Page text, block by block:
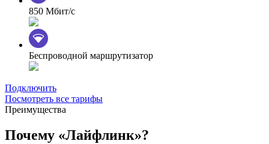
850 Мбит/с
Беспроводной маршрутизатор
Подключить
Посмотреть все тарифы
Преимущества
Почему «Лайфлинк»?